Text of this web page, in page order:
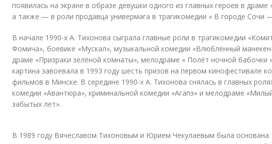
появилась на экране в образе девушки одного из главных героев в
а также — в роли продавца универмага в трагикомедии « В городе Сочи
В начале 1990-х А. Тихонова сыграла главные роли в трагикомедии
Фомича», боевике «Мускал», музыкальной комедии «Влюблённый
драме «Призраки зелёной комнаты», мелодраме « Полёт ночной бабочки
картина завоевала в 1993 году шесть призов на первом кинофестивале
фильмов в Минске. В середине 1990-х А. Тихонова снялась в главных
комедии «Авантюра», криминальной комедии «Агапэ» и мелодраме
забытых лет».
В 1989 году Вячеславом Тихоновым и Юрием Чекулаевым была основана